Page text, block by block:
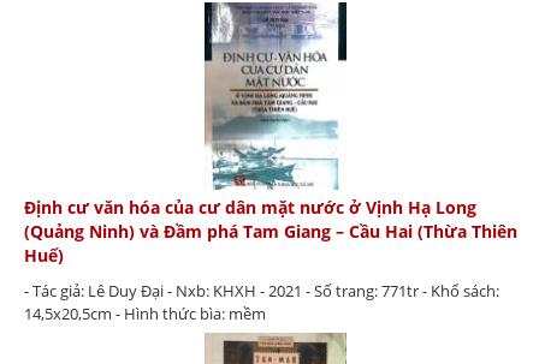
Định cư văn hóa của cư dân mặt nước ở Vịnh Hạ Long
(Quảng Ninh) và Đầm phá Tam Giang – Cầu Hai (Thừa Thiên
Huế)
- Tác giả: Lê Duy Đại - Nxb: KHXH - 2021 - Số trang: 771tr - Khổ sách:
14,5x20,5cm - Hình thức bìa: mềm